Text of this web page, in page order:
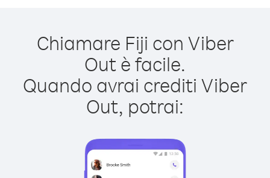
Chiamare Fiji con Viber
Out è facile.
Quando avrai crediti Viber
Out, potrai: